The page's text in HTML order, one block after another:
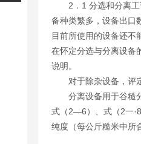
2．1 分选和分离
备种类繁多，设备出口
目前所使用的设备还不
在怀定分选与分离设备
说明。
对于除杂设备，评
分离设备用于谷糙
式（2—6）、式（2一
纯度（每公斤糙米中所